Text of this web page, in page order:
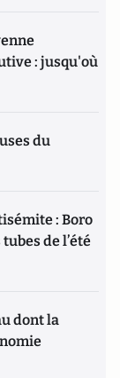
: jusqu'où
du
: Boro
de l’été
dont la